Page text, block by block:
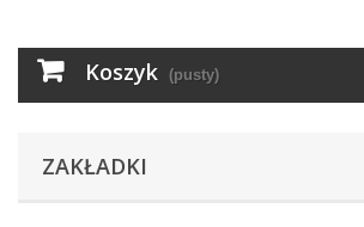
Koszyk (pusty)
ZAKŁADKI